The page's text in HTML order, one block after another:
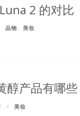
2 的对比
品物 , 美妆
醇产品有哪些
美妆